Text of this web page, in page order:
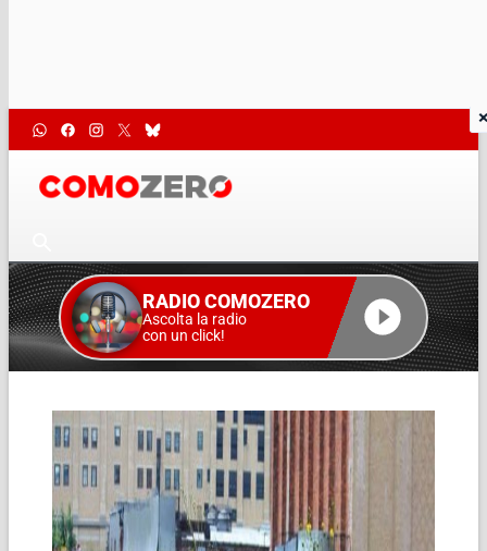
RADIO COMOZERO
Ascolta la radio
con un click!